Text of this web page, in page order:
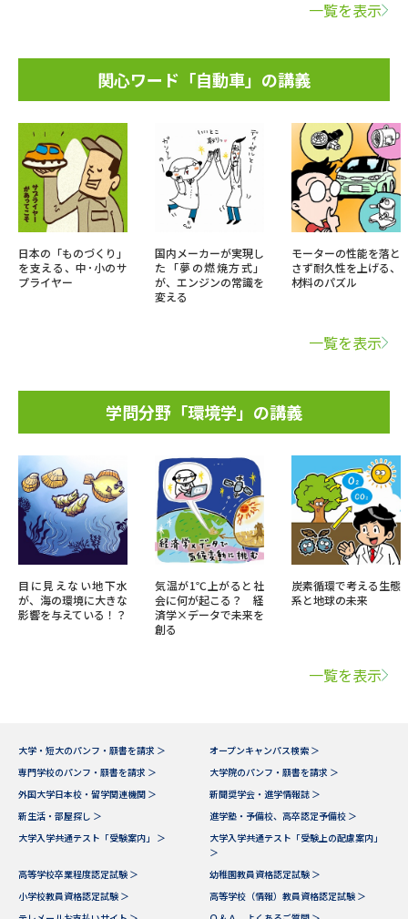
一覧を表示
関心ワード「自動車」の講義
日本の「ものづくり」
を支える、中･小のサ
プライヤー
国内メーカーが実現し
た「夢の燃焼方式」
が、エンジンの常識を
変える
モーターの性能を落と
さず耐久性を上げる、
材料のパズル
一覧を表示
学問分野「環境学」の講義
目に見えない地下水
が、海の環境に大きな
影響を与えている！？
気温が1℃上がると社
会に何が起こる？ 経
済学×データで未来を
創る
炭素循環で考える生態
系と地球の未来
一覧を表示
大学・短大のパンフ・願書を請求 ＞
オープンキャンパス検索 ＞
専門学校のパンフ・願書を請求 ＞
大学院のパンフ・願書を請求 ＞
外国大学日本校・留学関連機関 ＞
新聞奨学会・進学情報誌 ＞
新生活・部屋探し ＞
進学塾・予備校、高卒認定予備校 ＞
大学入学共通テスト「受験案内」 ＞
大学入学共通テスト「受験上の配慮案内」
＞
高等学校卒業程度認定試験 ＞
幼稚園教員資格認定試験 ＞
小学校教員資格認定試験 ＞
高等学校（情報）教員資格認定試験 ＞